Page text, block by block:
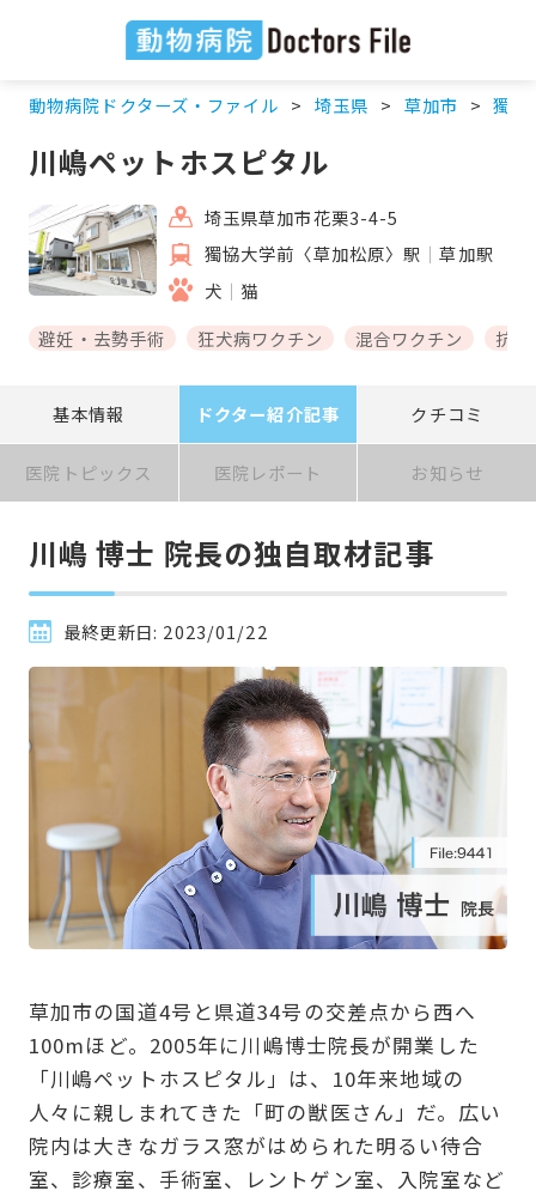
動物病院ドクターズ・ファイル 埼玉県 草加市 獨協
川嶋ペットホスピタル
埼玉県草加市花栗3-4-5
獨協大学前〈草加松原〉駅
草加駅
犬
猫
避妊・去勢手術
狂犬病ワクチン 混合ワクチン 抗
基本情報 ドクター紹介記事 クチコミ
医院トピックス 医院レポート お知らせ
川嶋 博士 院長の独自取材記事
最終更新日: 2023/01/22
草加市の国道4号と県道34号の交差点から西へ
100mほど。2005年に川嶋博士院長が開業した
「川嶋ペットホスピタル」は、10年来地域の
人々に親しまれてきた「町の獣医さん」だ。広い
院内は大きなガラス窓がはめられた明るい待合
室、診療室、手術室、レントゲン室、入院室など